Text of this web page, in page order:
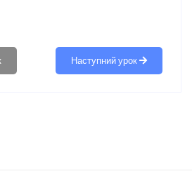
Наступний урок